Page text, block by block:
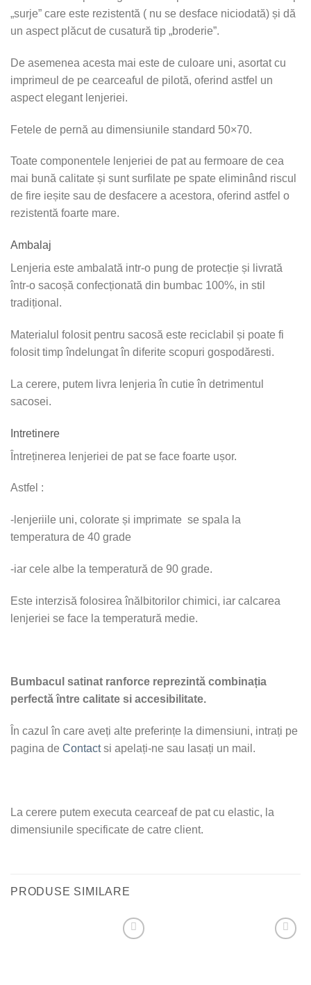
„surje” care este rezistentă ( nu se desface niciodată) și dă
un aspect plăcut de cusatură tip „broderie”.
De asemenea acesta mai este de culoare uni, asortat cu
imprimeul de pe cearceaful de pilotă, oferind astfel un
aspect elegant lenjeriei.
Fetele de pernă au dimensiunile standard 50×70.
Toate componentele lenjeriei de pat au fermoare de cea
mai bună calitate și sunt surfilate pe spate eliminând riscul
de fire ieșite sau de desfacere a acestora, oferind astfel o
rezistentă foarte mare.
Ambalaj
Lenjeria este ambalată intr-o pung de protecție și livrată
într-o sacoșă confecționată din bumbac 100%, in stil
tradițional.
Materialul folosit pentru sacosă este reciclabil și poate fi
folosit timp îndelungat în diferite scopuri gospodăresti.
La cerere, putem livra lenjeria în cutie în detrimentul
sacosei.
Intretinere
Întreținerea lenjeriei de pat se face foarte ușor.
Astfel :
-lenjeriile uni, colorate și imprimate se spala la
temperatura de 40 grade
-iar cele albe la temperatură de 90 grade.
Este interzisă folosirea înălbitorilor chimici, iar calcarea
lenjeriei se face la temperatură medie.
Bumbacul satinat ranforce reprezintă combinația
perfectă între calitate si accesibilitate.
În cazul în care aveți alte preferințe la dimensiuni, intrați pe
pagina de Contactsi apelați-ne sau lasați un mail.
La cerere putem executa cearceaf de pat cu elastic, la
dimensiunile specificate de catre client.
PRODUSE SIMILARE